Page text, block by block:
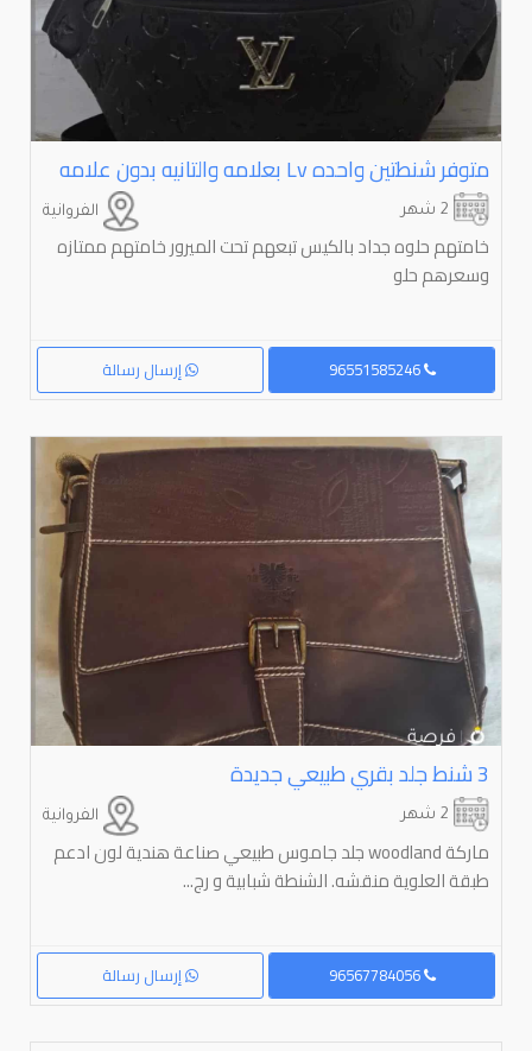
متوفر شنطتين واحده ⁦⁦Lv⁩⁩ بعلامه والتانيه بدون علامه
الفروانية
خامتهم حلوه جداد بالكيس تبعهم تحت الميرور خامتهم ممتازه
وسعرهم حلو
إرسال رسالة 96551585246
3⁩⁩ شنط جلد بقري طبيعي جديدة
الفروانية
ماركة woodland جلد جاموس طبيعي صناعة هندية لون ادعم
طبقة العلوية منقشه. الشنطة شبابية و رج...
إرسال رسالة 96567784056